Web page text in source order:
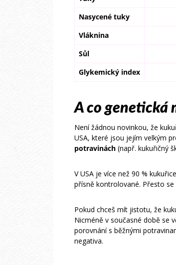
Nasycené tuky
Vláknina
Sůl
Glykemický index
A co genetická
Není žádnou novinkou, že
USA, které jsou jejím velkým
potravinách (např. kukuřičný
V USA je více než 90 %
přísně kontrolované. Přesto
Pokud chceš mít jistotu, že
Nicméně v současné době se
porovnání s běžnými
negativa.